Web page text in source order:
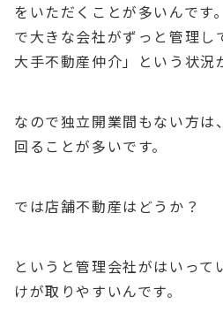
をいただくことが多いんです
で大きな会社がずっと管理し
大手不動産仲介」という状況
なので独立開業間もない方は
回ることが多いです。
では店舗不動産はどうか？
というと管理会社がはいって
けが取りやすいんです。